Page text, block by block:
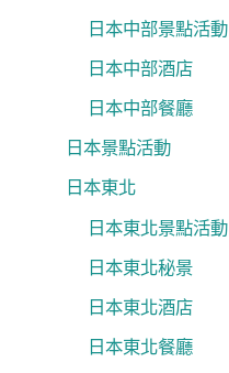
日本中部景點活動
日本中部酒店
日本中部餐廳
日本景點活動
日本東北
日本東北景點活動
日本東北秘景
日本東北酒店
日本東北餐廳